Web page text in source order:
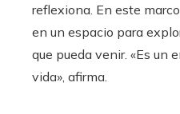
reflexiona. En este
en un espacio para
que pueda venir. «Es un
vida», afirma.